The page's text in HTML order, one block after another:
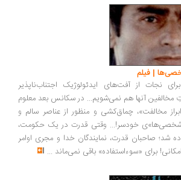
| فیلم
نجات از آفت‌های ایدئولوژیک اجتناب‌ناپذیر
مخالفین آنها هم نمی‌شویم... در سکانس بعد معلوم
مخالفت»، چماق‌کشی‌ و منظور از عناصر سالم و
خودسر!... وقتی قدرت در یک حکومت،
شد؛ صاحبان قدرت، نمایندگان خدا و مجری اوامر
برای «سوءاستفاده» باقی نمی‌ماند ...